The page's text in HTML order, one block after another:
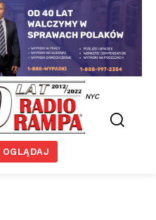
NYC
OGLĄDAJ